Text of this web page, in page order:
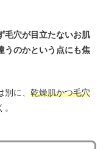
毛穴が目立たないお肌
うのかという点にも焦
に、 乾燥肌かつ毛穴